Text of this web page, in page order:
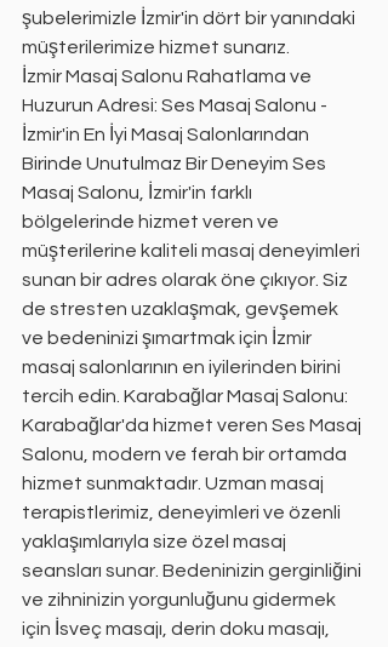
şubelerimizle İzmir'in dört bir yanındaki
müşterilerimize hizmet sunarız.
İzmir Masaj Salonu Rahatlama ve
Huzurun Adresi: Ses Masaj Salonu -
İzmir'in En İyi Masaj Salonlarından
Birinde Unutulmaz Bir Deneyim Ses
Masaj Salonu, İzmir'in farklı
bölgelerinde hizmet veren ve
müşterilerine kaliteli masaj deneyimleri
sunan bir adres olarak öne çıkıyor. Siz
de stresten uzaklaşmak, gevşemek
ve bedeninizi şımartmak için İzmir
masaj salonlarının en iyilerinden birini
tercih edin. Karabağlar Masaj Salonu:
Karabağlar'da hizmet veren Ses Masaj
Salonu, modern ve ferah bir ortamda
hizmet sunmaktadır. Uzman masaj
terapistlerimiz, deneyimleri ve özenli
yaklaşımlarıyla size özel masaj
seansları sunar. Bedeninizin gerginliğini
ve zihninizin yorgunluğunu gidermek
için İsveç masajı, derin doku masajı,